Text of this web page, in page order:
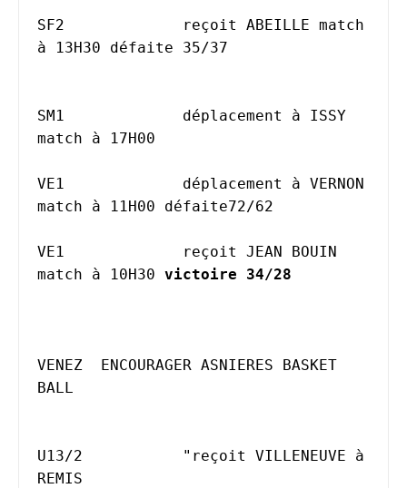
SF2		reçoit ABEILLE match
à 13H30 défaite 35/37
SM1		déplacement à ISSY
match à 17H00
VE1		déplacement à VERNON
match à 11H00 défaite72/62
VE1		reçoit JEAN BOUIN
match à 10H30
VENEZ  ENCOURAGER ASNIERES BASKET
BALL
U13/2		"reçoit VILLENEUVE à
REMIS